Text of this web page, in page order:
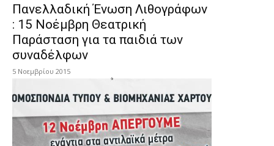
Πανελλαδική Ένωση Λιθογράφων
: 15 Νοέμβρη Θεατρική
Παράσταση για τα παιδιά των
συναδέλφων
5 Νοεμβρίου 2015